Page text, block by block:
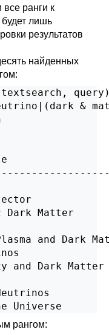
ранги к
лишь
результатов
найденных
&
Detector
Dark Matter
and Dark
and Dark
Neutrinos
рангом: